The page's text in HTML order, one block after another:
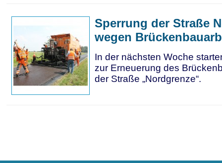
Sperrung der Straße
wegen
In der nächsten Woche
zur Erneuerung des
der Straße „Nordgrenze“.